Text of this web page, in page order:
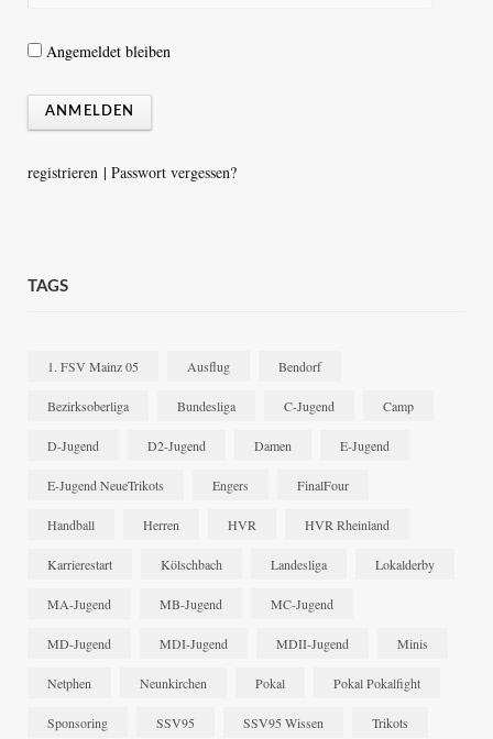
Angemeldet bleiben
registrieren | Passwort vergessen?
TAGS
1. FSV Mainz 05 Ausflug Bendorf
Bezirksoberliga Bundesliga C-Jugend Camp
D-Jugend D2-Jugend Damen E-Jugend
E-Jugend NeueTrikots Engers FinalFour
Handball Herren HVR HVR Rheinland
Karrierestart Kölschbach Landesliga Lokalderby
MA-Jugend MB-Jugend MC-Jugend
MD-Jugend MDI-Jugend MDII-Jugend Minis
Netphen Neunkirchen Pokal Pokal Pokalfight
Sponsoring SSV95 SSV95 Wissen Trikots